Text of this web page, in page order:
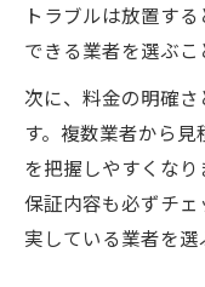
トラブルは放置す
できる業者を選ぶこ
次に、料金の明確
す。複数業者から
を把握しやすくな
保証内容も必ずチ
実している業者を選